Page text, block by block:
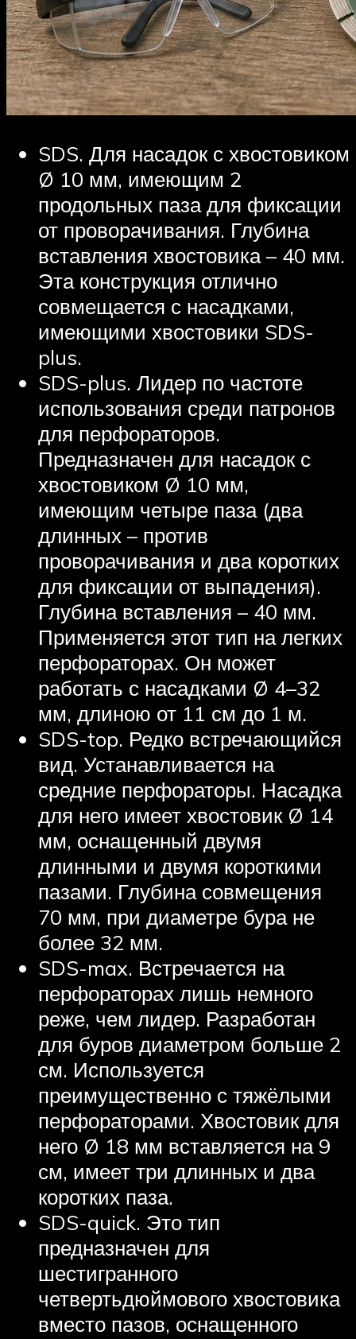
SDS. Для насадок с хвостовиком
Ø 10 мм, имеющим 2
продольных паза для фиксации
от проворачивания. Глубина
вставления хвостовика – 40 мм.
Эта конструкция отлично
совмещается с насадками,
имеющими хвостовики SDS-
plus.
SDS-plus. Лидер по частоте
использования среди патронов
для перфораторов.
Предназначен для насадок с
хвостовиком Ø 10 мм,
имеющим четыре паза (два
длинных – против
проворачивания и два коротких
для фиксации от выпадения).
Глубина вставления – 40 мм.
Применяется этот тип на легких
перфораторах. Он может
работать с насадками Ø 4–32
мм, длиною от 11 см до 1 м.
SDS-top. Редко встречающийся
вид. Устанавливается на
средние перфораторы. Насадка
для него имеет хвостовик Ø 14
мм, оснащенный двумя
длинными и двумя короткими
пазами. Глубина совмещения
70 мм, при диаметре бура не
более 32 мм.
SDS-max. Встречается на
перфораторах лишь немного
реже, чем лидер. Разработан
для буров диаметром больше 2
см. Используется
преимущественно с тяжёлыми
перфораторами. Хвостовик для
него Ø 18 мм вставляется на 9
см, имеет три длинных и два
коротких паза.
SDS-quick. Это тип
предназначен для
шестигранного
четвертьдюймового хвостовика
вместо пазов, оснащенного